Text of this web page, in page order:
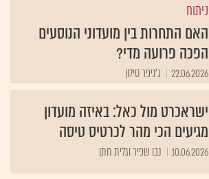
ניתוח
האם התחרות בין מועדוני הנוסעים
הפכה פרועה מדי?
22.06.2026 ג'ניפר סילון
ישראכרט מול כאל: באיזה מועדון
מגיעים הכי מהר לכרטיס טיסה
10.06.2026 נבו שפיר וגלית חתן